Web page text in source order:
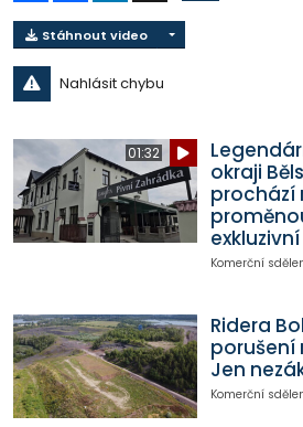
Stáhnout video
Nahlásit chybu
01:32
okraji
prochází
Komerční
Ridera
porušení
Jen
Komerční